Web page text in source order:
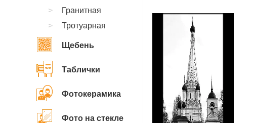
Гранитная
Тротуарная
Щебень
Таблички
Фотокерамика
Фото на стекле